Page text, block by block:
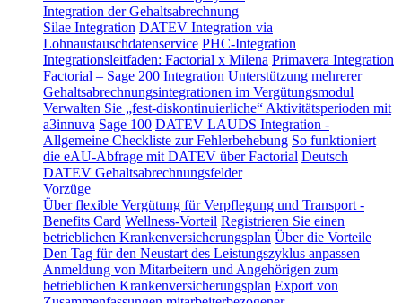
Integration der Gehaltsabrechnung
Silae Integration DATEV Integration via
Lohnaustauschdatenservice PHC-Integration
Integrationsleitfaden: Factorial x Milena Primavera Integration
Factorial – Sage 200 Integration Unterstützung mehrerer
Gehaltsabrechnungsintegrationen im Vergütungsmodul
Verwalten Sie „fest-diskontinuierliche“ Aktivitätsperioden mit
a3innuva Sage 100 DATEV LAUDS Integration -
Allgemeine Checkliste zur Fehlerbehebung So funktioniert
die eAU-Abfrage mit DATEV über Factorial Deutsch
DATEV Gehaltsabrechnungsfelder
Vorzüge
Über flexible Vergütung für Verpflegung und Transport -
Benefits Card Wellness-Vorteil Registrieren Sie einen
betrieblichen Krankenversicherungsplan Über die Vorteile
Den Tag für den Neustart des Leistungszyklus anpassen
Anmeldung von Mitarbeitern und Angehörigen zum
betrieblichen Krankenversicherungsplan Export von